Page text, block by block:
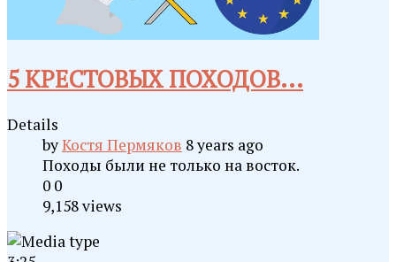
5 КРЕСТОВЫХ ПОХОДОВ...
Details
byКостя Пермяков 8 years ago
Походы были не только на восток.
0 0
9,158 views